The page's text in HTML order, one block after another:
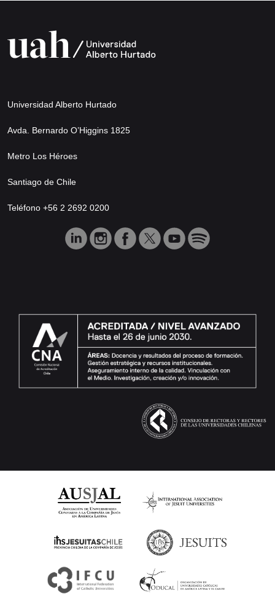
Universidad Alberto Hurtado
Avda. Bernardo O’Higgins 1825
Metro Los Héroes
Santiago de Chile
Teléfono +56 2 2692 0200